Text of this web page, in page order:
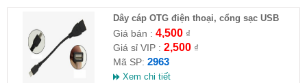
Dây cáp OTG điện thoại, cổng sạc USB
Giá bán : 4,500₫
Giá sỉ VIP : 2,500₫
Mã SP: 2963
Xem chi tiết